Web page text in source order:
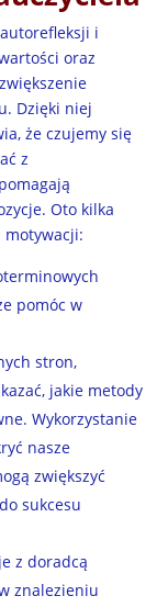
i
oraz
Dzięki niej
że czujemy się
z
Oto kilka
motywacji:
pomóc w
stron,
jakie metody
Wykorzystanie
nasze
zwiększyć
sukcesu
z doradcą
znalezieniu